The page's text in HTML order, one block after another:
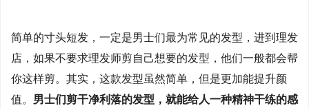
简单的寸头短发，一定是男士们最为常见的发型，进到理发
店，如果不要求理发师剪自己想要的发型，他们一般都会帮
你这样剪。其实，这款发型虽然简单，但是更加能提升颜
值。 男士们剪干净利落的发型，就能给人一种精神干练的感